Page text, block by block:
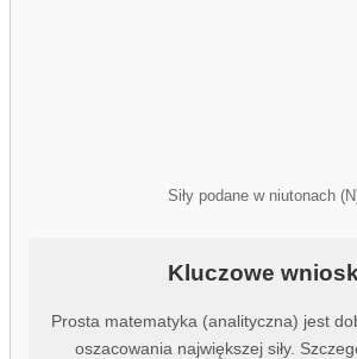
Siły podane w niutonach
Kluczowe
Prosta matematyka (analityczna) jest
oszacowania największej siły.